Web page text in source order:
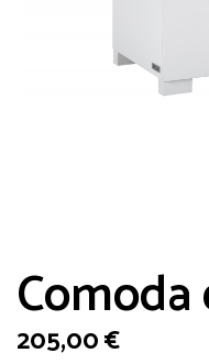
Comoda
205,00€